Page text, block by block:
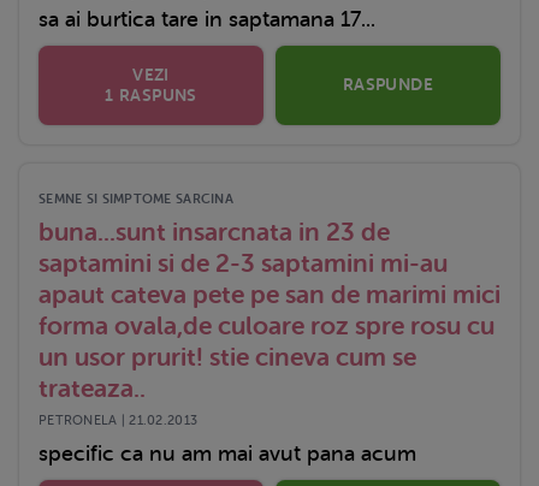
sa ai burtica tare in saptamana 17...
VEZI
1 RASPUNS
RASPUNDE
SEMNE SI SIMPTOME SARCINA
buna...sunt insarcnata in 23 de
saptamini si de 2-3 saptamini mi-au
apaut cateva pete pe san de marimi mici
forma ovala,de culoare roz spre rosu cu
un usor prurit! stie cineva cum se
trateaza..
PETRONELA | 21.02.2013
specific ca nu am mai avut pana acum